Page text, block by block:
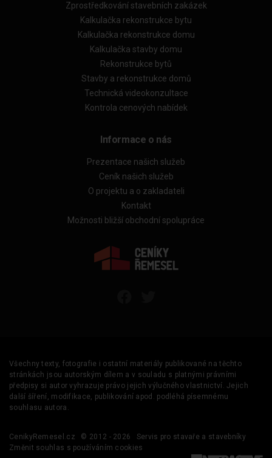
Zprostředkování stavebních zakázek
Kalkulačka rekonstrukce bytu
Kalkulačka rekonstrukce domu
Kalkulačka stavby domu
Rekonstrukce bytů
Stavby a rekonstrukce domů
Technická videokonzultace
Kontrola cenových nabídek
Informace o nás
Prezentace našich služeb
Ceník našich služeb
O projektu a o zakladateli
Kontakt
Možnosti bližší obchodní spolupráce
Všechny texty, fotografie i ostatní materiály publikované na těchto
stránkách jsou autorským dílem a v souladu s platnými právními
předpisy si autor vyhrazuje právo jejich výlučného vlastnictví. Jejich
další šíření, modifikace, publikování apod. podléhá písemnému
souhlasu autora.
CenikyRemesel.cz © 2012 - 2026
Servis pro stavaře a stavebníky
Změnit souhlas s používáním cookies